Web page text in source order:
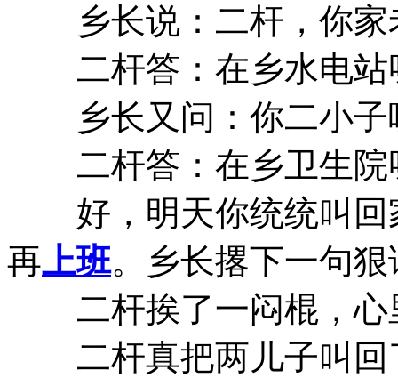
乡长说：二杆，你家
二杆答：在乡水电站
乡长又问：你二小子
二杆答：在乡卫生院
好，明天你统统叫回
再上班。乡长撂下一句
二杆挨了一闷棍，心
二杆真把两儿子叫回